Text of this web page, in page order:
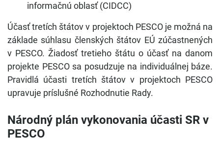
informačnú oblasť (CIDCC)
Účasť tretích štátov v projektoch PESCO je možná na
základe súhlasu členských štátov EÚ zúčastnených
v PESCO. Žiadosť tretieho štátu o účasť na danom
projekte PESCO sa posudzuje na individuálnej báze.
Pravidlá účasti tretích štátov v projektoch PESCO
upravuje príslušné Rozhodnutie Rady.
Národný plán vykonovania účasti SR v
PESCO